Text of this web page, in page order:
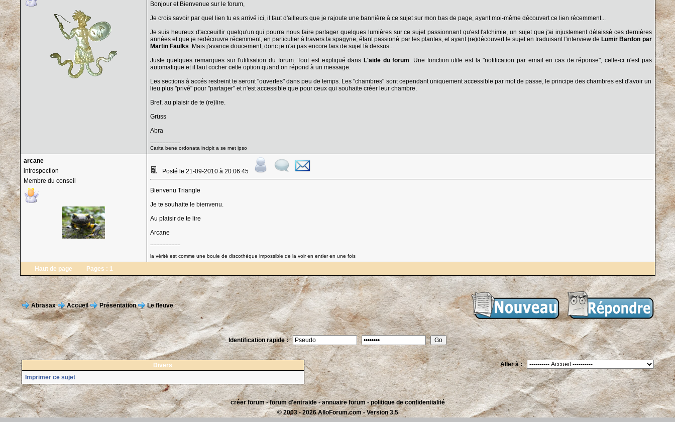
Bonjour et Bienvenue sur le forum,
Je crois savoir par quel lien tu es arrivé ici, il faut d'ailleurs que je rajoute une bannière à ce sujet sur mon bas de page, ayant moi-même découvert ce lien récemment...
Je suis heureux d'acceuillir quelqu'un qui pourra nous faire partager quelques lumières sur ce sujet passionnant qu'est l'alchimie, un sujet que j'ai injustement délaissé ces dernières
années et que je redécouvre récemment, en particulier à travers la spagyrie, étant passioné par les plantes, et ayant (re)découvert le sujet en traduisant l'interview de Lumir Bardon par
Martin Faulks. Mais j'avance doucement, donc je n'ai pas encore fais de sujet là dessus...
Juste quelques remarques sur l'utilisation du forum. Tout est expliqué dans L'aide du forum. Une fonction utile est la "notification par email en cas de réponse", celle-ci n'est pas
automatique et il faut cocher cette option quand on répond à un message.
Les sections à accés restreint te seront "ouvertes" dans peu de temps. Les "chambres" sont cependant uniquement accessible par mot de passe, le principe des chambres est d'avoir un
lieu plus "privé" pour "partager" et n'est accessible que pour ceux qui souhaite créer leur chambre.
Bref, au plaisir de te (re)lire.
Grüss
Abra
--------------------
Carita bene ordonata incipit a se met ipso
arcane
introspection
Membre du conseil
Posté le 21-09-2010 à 20:06:45
Bienvenu Triangle
Je te souhaite le bienvenu.
Au plaisir de te lire
Arcane
--------------------
la vérité est comme une boule de discothèque impossible de la voir en entier en une fois
Haut de page Pages : 1
Abrasax Accueil Présentation Le fleuve
Identification rapide :
Divers
Imprimer ce sujet
Aller à :
créer forum-forum d'entraide-annuaire forum-politique de confidentialité
© 2003 - 2026 AlloForum.com - Version 3.5